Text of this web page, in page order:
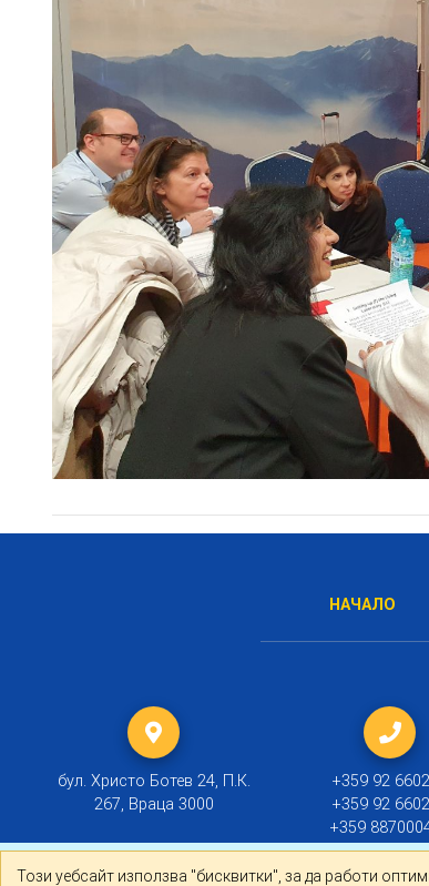
Този уебсайт използва "бисквитки", за да
Този уебсайт използва "бисквитки", за да работи
НАЧАЛО
бул. Христо Ботев 24, П.К.
267, Враца 3000
+359 92
+359 92
+359